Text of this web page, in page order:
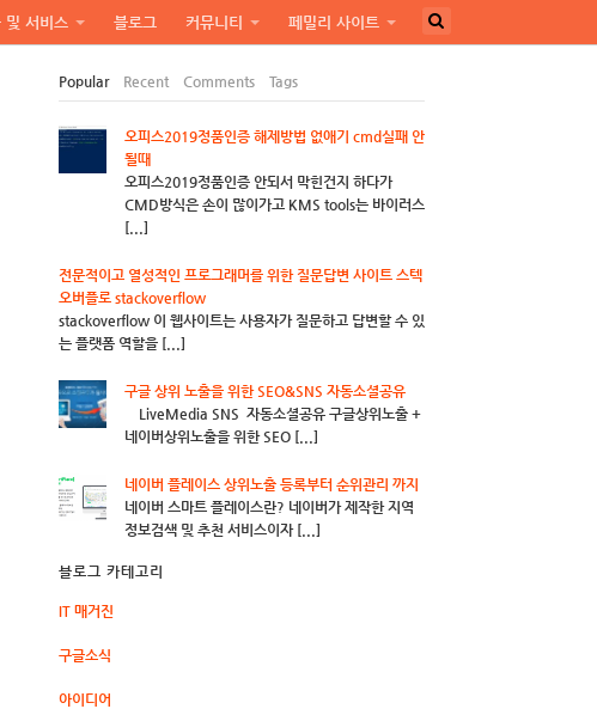
및 서비스 블로그 커뮤니티 페밀리 사이트
Popular Recent Comments Tags
오피스2019정품인증 해제방법 없애기 cmd실패 안
될때
오피스2019정품인증 안되서 막힌건지 하다가
CMD방식은 손이 많이가고 KMS tools는 바이러스
[...]
전문적이고 열성적인 프로그래머를 위한 질문답변 사이트 스텍
오버플로 stackoverflow
stackoverflow 이 웹사이트는 사용자가 질문하고 답변할 수 있
는 플랫폼 역할을 [...]
구글 상위 노출을 위한 SEO&SNS 자동소셜공유
LiveMedia SNS 자동소셜공유 구글상위노출 +
네이버상위노출을 위한 SEO [...]
네이버 플레이스 상위노출 등록부터 순위관리 까지
네이버 스마트 플레이스란? 네이버가 제작한 지역
정보검색 및 추천 서비스이자 [...]
블로그 카테고리
IT 매거진
구글소식
아이디어